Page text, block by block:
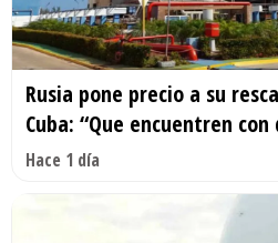
Rusia pone precio a su
Cuba: “Que encuentren
Hace 1 día